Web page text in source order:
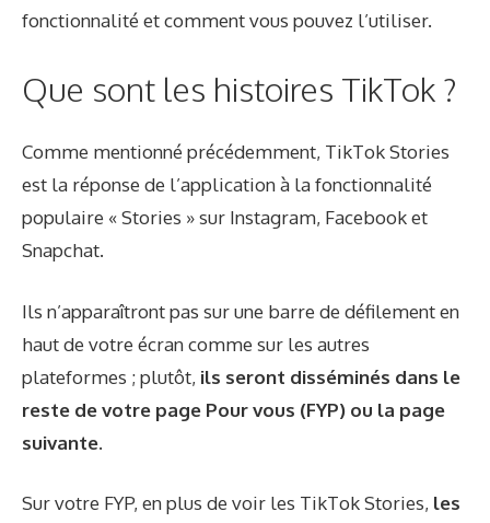
fonctionnalité et comment vous pouvez l’utiliser.
Que sont les histoires TikTok ?
Comme mentionné précédemment, TikTok Stories
est la réponse de l’application à la fonctionnalité
populaire « Stories » sur Instagram, Facebook et
Snapchat.
Ils n’apparaîtront pas sur une barre de défilement en
haut de votre écran comme sur les autres
plateformes ; plutôt, ils seront disséminés dans le
reste de votre page Pour vous (FYP) ou la page
suivante.
Sur votre FYP, en plus de voir les TikTok Stories, les